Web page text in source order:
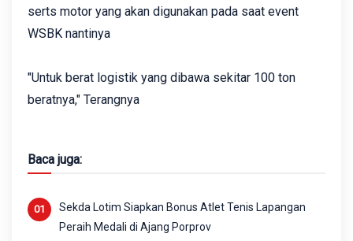
serts motor yang akan digunakan pada saat event
WSBK nantinya
"Untuk berat logistik yang dibawa sekitar 100 ton
beratnya," Terangnya
Baca juga:
Sekda Lotim Siapkan Bonus Atlet Tenis Lapangan
Peraih Medali di Ajang Porprov